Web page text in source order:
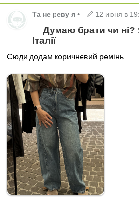
Та не реву я • 12 июня в
Думаю брати чи
Італії
Сюди додам коричневий ремінь